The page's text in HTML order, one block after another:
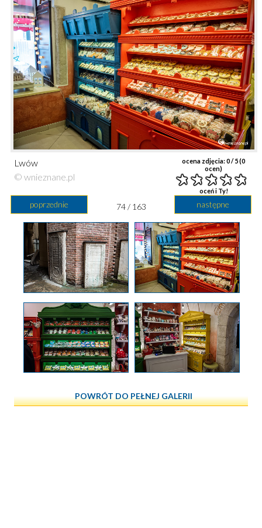
ocena zdjęcia:0/ 5 (0
ocen)
oceń i Ty!
Lwów
© wnieznane.pl
poprzednie następne
74 / 163
POWRÓT DO PEŁNEJ GALERII